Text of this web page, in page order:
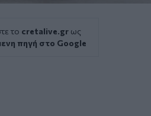
το cretalive.gr ως
πηγή στο Google